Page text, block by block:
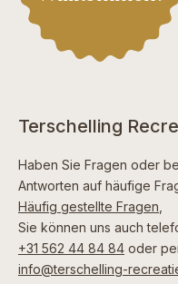
Terschelling
Haben Sie Fragen oder
Antworten auf häufige
Häufig gestellte Fragen
Sie können uns auch
+31 562 44 84 84 oder
info@terschelling-